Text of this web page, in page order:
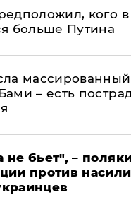
кого в
больше Путина
– есть
бьет", –
против